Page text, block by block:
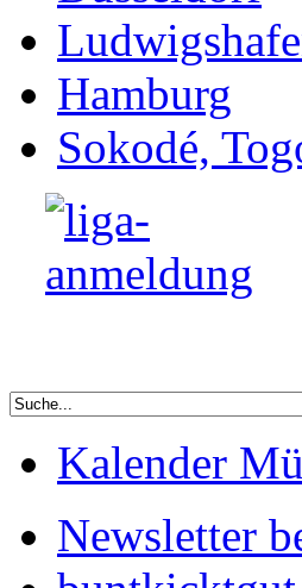
Kalender
Newsletter
Footer